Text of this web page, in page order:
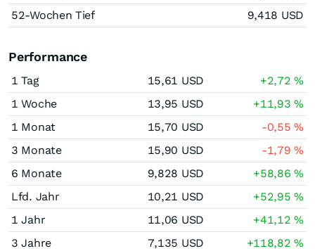
52-Wochen Tief
9,418 USD
Performance
1 Tag 15,61 USD +2,72%
1 Woche
13,95 USD +11,93%
1 Monat
15,70 USD -0,55%
3 Monate
15,90 USD -1,79%
6 Monate
9,828 USD +58,86%
Lfd. Jahr
10,21 USD +52,95%
1 Jahr
11,06 USD +41,12%
3 Jahre
7,135 USD +118,82%